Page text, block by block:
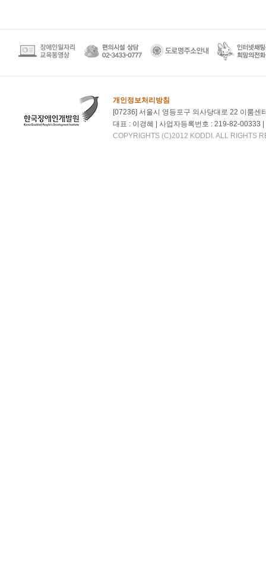
개인정보처리방침
[07236] 서울시 영등포구 의사당대로 22 이룸센
대표 : 이경혜 | 사업자등록번호 : 219-82-
COPYRIGHTS (C)2012 KODDI. ALL RIGHTS